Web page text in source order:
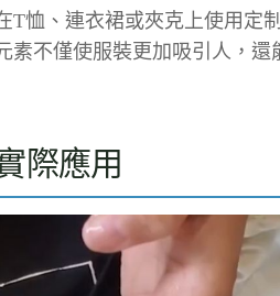
T恤、連衣裙或夾克上使用定
素不僅使服裝更加吸引人，還
際應用